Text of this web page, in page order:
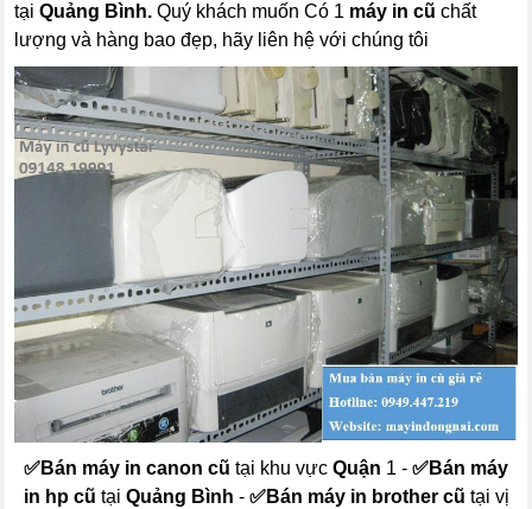
tại Quảng Bình.Quý khách muốn Có 1 máy in cũ chất
lượng và hàng bao đẹp, hãy liên hệ với chúng tôi
✅Bán máy in canon cũ tại khu vực Quận 1 - ✅Bán máy
in hp cũ tại Quảng Bình - ✅Bán máy in brother cũ tại vị